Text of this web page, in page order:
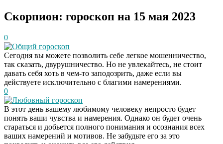
Скорпион: гороскоп на 15 мая 2023
0
Общий гороскоп
Сегодня вы можете позволить себе легкое мошенничество,
так сказать, двурушничество. Но не увлекайтесь, не стоит
давать себя хоть в чем-то заподозрить, даже если вы
действуете исключительно с благими намерениями.
0
Любовный гороскоп
В этот день вашему любимому человеку непросто будет
понять ваши чувства и намерения. Однако он будет очень
стараться и добьется полного понимания и осознания всех
ваших намерений и мотивов. Не забудьте его за это